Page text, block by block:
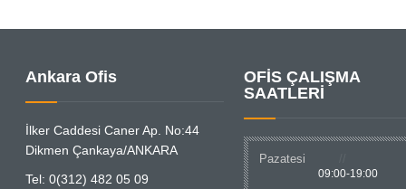
Ankara Ofis
İlker Caddesi Caner Ap. No:44
Dikmen Çankaya/ANKARA
Tel: 0(312) 482 05 09
OFİS ÇALIŞMA
SAATLERİ
Pazatesi
09:00-19:00